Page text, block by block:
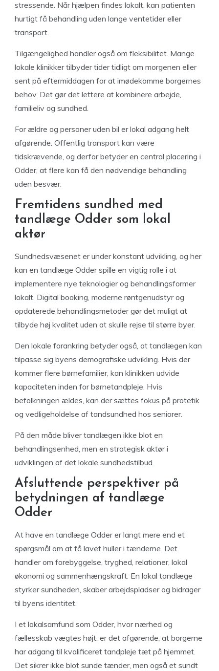
stressende. Når hjælpen findes lokalt, kan patienten
hurtigt få behandling uden lange ventetider eller
transport.
Tilgængelighed handler også om fleksibilitet. Mange
lokale klinikker tilbyder tider tidligt om morgenen eller
sent på eftermiddagen for at imødekomme borgernes
behov. Det gør det lettere at kombinere arbejde,
familieliv og sundhed.
For ældre og personer uden bil er lokal adgang helt
afgørende. Offentlig transport kan være
tidskrævende, og derfor betyder en central placering i
Odder, at flere kan få den nødvendige behandling
uden besvær.
Fremtidens sundhed med
tandlæge Odder som lokal
aktør
Sundhedsvæsenet er under konstant udvikling, og her
kan en tandlæge Odder spille en vigtig rolle i at
implementere nye teknologier og behandlingsformer
lokalt. Digital booking, moderne røntgenudstyr og
opdaterede behandlingsmetoder gør det muligt at
tilbyde høj kvalitet uden at skulle rejse til større byer.
Den lokale forankring betyder også, at tandlægen kan
tilpasse sig byens demografiske udvikling. Hvis der
kommer flere børnefamilier, kan klinikken udvide
kapaciteten inden for børnetandpleje. Hvis
befolkningen ældes, kan der sættes fokus på protetik
og vedligeholdelse af tandsundhed hos seniorer.
På den måde bliver tandlægen ikke blot en
behandlingsenhed, men en strategisk aktør i
udviklingen af det lokale sundhedstilbud.
Afsluttende perspektiver på
betydningen af tandlæge
Odder
At have en tandlæge Odder er langt mere end et
spørgsmål om at få lavet huller i tænderne. Det
handler om forebyggelse, tryghed, relationer, lokal
økonomi og sammenhængskraft. En lokal tandlæge
styrker sundheden, skaber arbejdspladser og bidrager
til byens identitet.
I et lokalsamfund som Odder, hvor nærhed og
fællesskab vægtes højt, er det afgørende, at borgerne
har adgang til kvalificeret tandpleje tæt på hjemmet.
Det sikrer ikke blot sunde tænder, men også et sundt